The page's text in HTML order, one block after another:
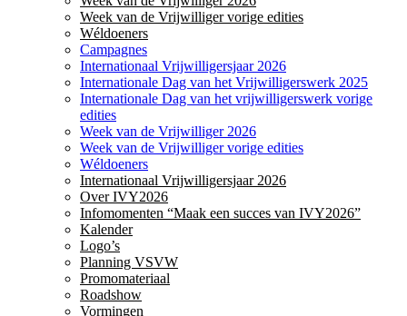
Week van de Vrijwilliger vorige edities
Wéldoeners
Campagnes
Internationaal Vrijwilligersjaar 2026
Internationale Dag van het Vrijwilligerswerk 2025
Internationale Dag van het vrijwilligerswerk vorige
edities
Week van de Vrijwilliger 2026
Week van de Vrijwilliger vorige edities
Wéldoeners
Internationaal Vrijwilligersjaar 2026
Over IVY2026
Infomomenten “Maak een succes van IVY2026”
Kalender
Logo’s
Planning VSVW
Promomateriaal
Roadshow
Vormingen